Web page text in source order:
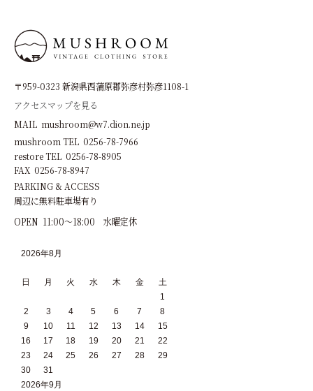
〒959-0323 新潟県西蒲原郡弥彦村弥彦1108-1
アクセスマップを見る
MAIL mushroom@w7.dion.ne.jp
mushroom TEL 0256-78-7966
restore TEL 0256-78-8905
FAX 0256-78-8947
PARKING & ACCESS
周辺に無料駐車場有り
OPEN 11:00～18:00 水曜定休
2026年8月
日 月 火 水 木 金
土
1
2
3 4 5 6 7
8
9
10 11 12 13 14
15
16
17 18 19 20 21
22
23
24 25 26 27 28
29
30
31
2026年9月